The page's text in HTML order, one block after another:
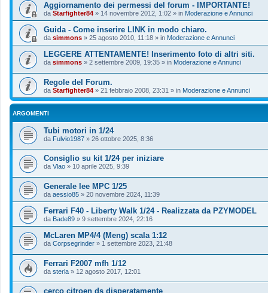
Aggiornamento dei permessi del forum - IMPORTANTE!
da Starfighter84 » 14 novembre 2012, 1:02 » in Moderazione e Annunci
Guida - Come inserire LINK in modo chiaro.
da simmons » 25 agosto 2010, 11:18 » in Moderazione e Annunci
LEGGERE ATTENTAMENTE! Inserimento foto di altri siti.
da simmons » 2 settembre 2009, 19:35 » in Moderazione e Annunci
Regole del Forum.
da Starfighter84 » 21 febbraio 2008, 23:31 » in Moderazione e Annunci
ARGOMENTI
Tubi motori in 1/24
da Fulvio1987 » 26 ottobre 2025, 8:36
Consiglio su kit 1/24 per iniziare
da Vlao » 10 aprile 2025, 9:39
Generale lee MPC 1/25
da aessio85 » 20 novembre 2024, 11:39
Ferrari F40 - Liberty Walk 1/24 - Realizzata da PZYMODEL
da Bade89 » 9 settembre 2024, 22:16
McLaren MP4/4 (Meng) scala 1:12
da Corpsegrinder » 1 settembre 2023, 21:48
Ferrari F2007 mfh 1/12
da sterla » 12 agosto 2017, 12:01
cerco citroen ds disperatamente